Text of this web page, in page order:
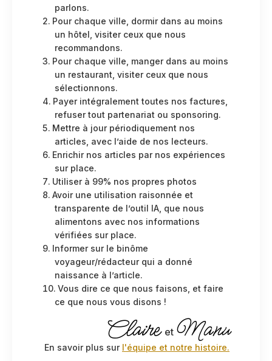
parlons.
Pour chaque ville, dormir dans au moins
un hôtel, visiter ceux que nous
recommandons.
Pour chaque ville, manger dans au moins
un restaurant, visiter ceux que nous
sélectionnons.
Payer intégralement toutes nos factures,
refuser tout partenariat ou sponsoring.
Mettre à jour périodiquement nos
articles, avec l’aide de nos lecteurs.
Enrichir nos articles par nos expériences
sur place.
Utiliser à 99% nos propres photos
Avoir une utilisation raisonnée et
transparente de l’outil IA, que nous
alimentons avec nos informations
vérifiées sur place.
Informer sur le binôme
voyageur/rédacteur qui a donné
naissance à l’article.
Vous dire ce que nous faisons, et faire
ce que nous vous disons !
Claire et Manu
En savoir plus sur l'équipe et notre histoire.